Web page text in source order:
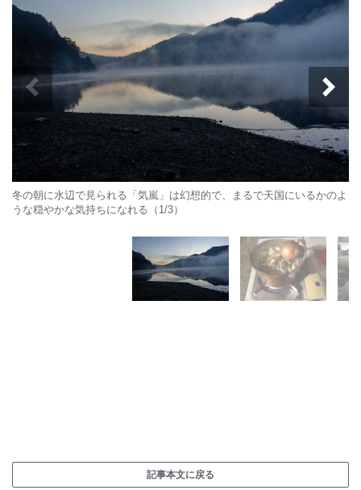
冬の朝に水辺で見られる「気嵐」は幻想的で、まるで天国にいるかのよ
うな穏やかな気持ちになれる（1/3）
記事本文に戻る